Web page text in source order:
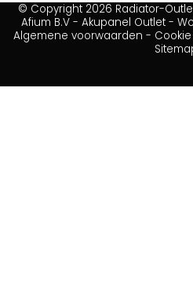
© Copyright 2026 Radiator-
Afium B.V - Akupanel Outlet -
Algemene voorwaarden -